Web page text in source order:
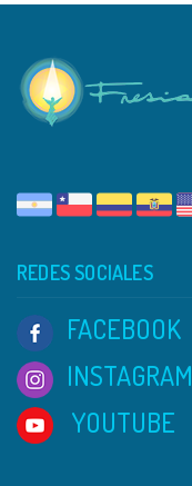
REDES SOCIALES
FACEBOOK
INSTAGRAM
YOUTUBE